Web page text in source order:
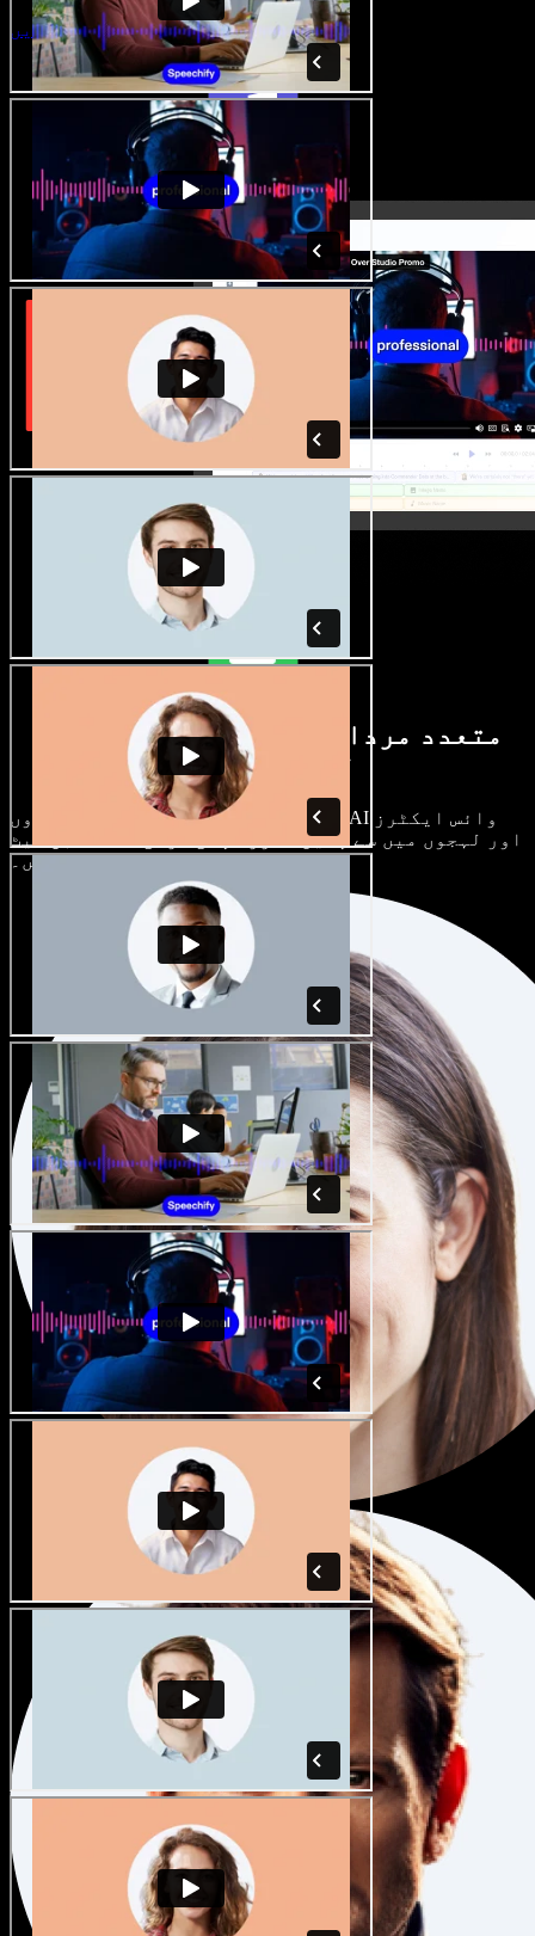
اسٹوڈیو شروع کریں
متعدد مردانہ و زنانہ آوازیں اور
لہجے دستیاب
ہر پروجیکٹ الگ ہوتا ہے۔ سینکڑوں AI وائس ایکٹرز
اور لہجوں میں سے چنیں، اور اپنی مرضی کے مطابق سیٹ
کریں۔